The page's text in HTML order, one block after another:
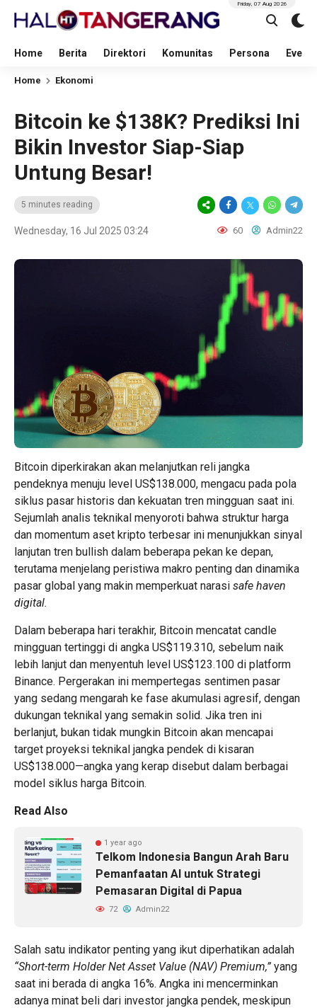
Home Berita Direktori Komunitas Persona Event
Friday, 07 Aug 2026
Home Ekonomi
Bitcoin ke $138K? Prediksi Ini
Bikin Investor Siap-Siap
Untung Besar!
5 minutes reading
Wednesday, 16 Jul 2025 03:24 60 Admin22
Bitcoin diperkirakan akan melanjutkan reli jangka
pendeknya menuju level US$138.000, mengacu pada pola
siklus pasar historis dan kekuatan tren mingguan saat ini.
Sejumlah analis teknikal menyoroti bahwa struktur harga
dan momentum aset kripto terbesar ini menunjukkan sinyal
lanjutan tren bullish dalam beberapa pekan ke depan,
terutama menjelang peristiwa makro penting dan dinamika
pasar global yang makin memperkuat narasi safe haven
digital.
Dalam beberapa hari terakhir, Bitcoin mencatat candle
mingguan tertinggi di angka US$119.310, sebelum naik
lebih lanjut dan menyentuh level US$123.100 di platform
Binance. Pergerakan ini mempertegas sentimen pasar
yang sedang mengarah ke fase akumulasi agresif, dengan
dukungan teknikal yang semakin solid. Jika tren ini
berlanjut, bukan tidak mungkin Bitcoin akan mencapai
target proyeksi teknikal jangka pendek di kisaran
US$138.000—angka yang kerap disebut dalam berbagai
model siklus harga Bitcoin.
Read Also
1 year ago
Telkom Indonesia Bangun Arah Baru
Pemanfaatan AI untuk Strategi
Pemasaran Digital di Papua
72 Admin22
Salah satu indikator penting yang ikut diperhatikan adalah
“Short-term Holder Net Asset Value (NAV) Premium,” yang
saat ini berada di angka 16%. Angka ini mencerminkan
adanya minat beli dari investor jangka pendek, meskipun